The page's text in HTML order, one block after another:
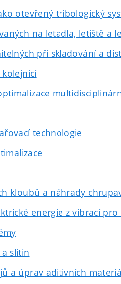
otevřený tribologický
na letadla, letiště a
při skladování a
kolejnicí
technologie
kloubů a náhrady
energie z vibrací pro
slitin
a úprav aditivních